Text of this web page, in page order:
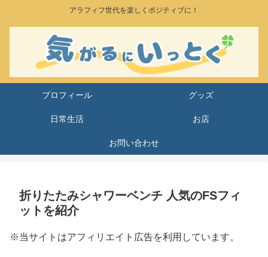
アラフィフ世代を楽しくポジティブに！
プロフィール グッズ
日常生活 お店
お問い合わせ
折りたたみシャワーベンチ 人気のFSフィ
ットを紹介
※当サイトはアフィリエイト広告を利用しています。